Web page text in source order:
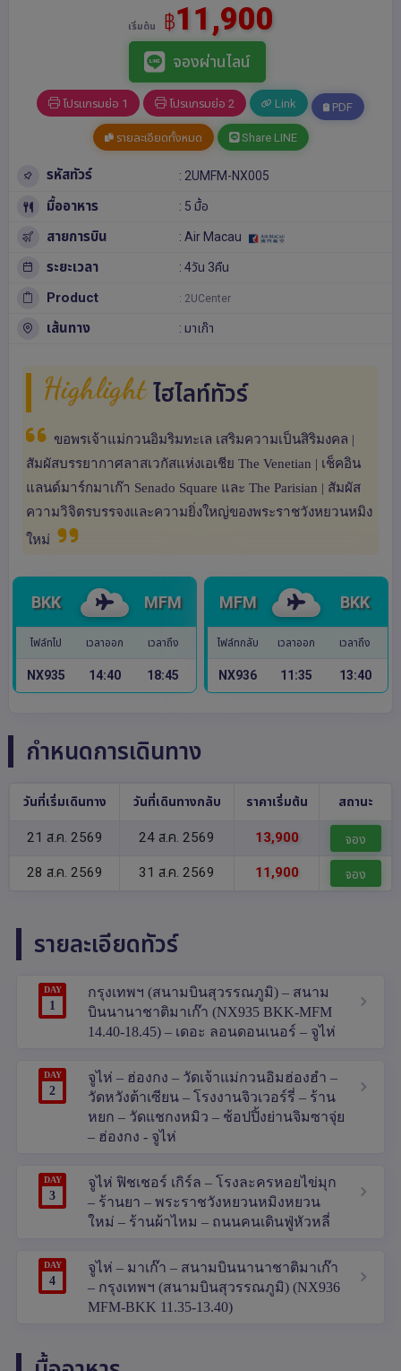
เริ่มต้น ฿11,900
จองผ่านไลน์
โปรแกรมย่อ 1 โปรแกรมย่อ 2 Link PDF
รายละเอียดทั้งหมด Share LINE
รหัสทัวร์ : 2UMFM-NX005
มื้ออาหาร : 5 มื้อ
สายการบิน : Air Macau
ระยะเวลา : 4วัน 3คืน
Product : 2UCenter
เส้นทาง : มาเก๊า
Highlight ไฮไลท์ทัวร์
ขอพรเจ้าแม่กวนอิมริมทะเล เสริมความเป็นสิริมงคล |
สัมผัสบรรยากาศลาสเวกัสแห่งเอเชีย The Venetian | เช็คอิน
แลนด์มาร์กมาเก๊า Senado Square และ The Parisian | สัมผัส
ความวิจิตรบรรจงและความยิ่งใหญ่ของพระราชวังหยวนหมิง
ใหม่
BKK MFM
ไฟล์ทไป เวลาออก เวลาถึง
NX935 14:40 18:45
MFM BKK
ไฟล์ทกลับ เวลาออก เวลาถึง
NX936 11:35 13:40
กำหนดการเดินทาง
วันที่เริ่มเดินทาง วันที่เดินทางกลับ ราคาเริ่มต้น สถานะ
21 ส.ค. 2569 24 ส.ค. 2569 13,900 จอง
28 ส.ค. 2569 31 ส.ค. 2569 11,900 จอง
รายละเอียดทัวร์
DAY
1
กรุงเทพฯ (สนามบินสุวรรณภูมิ) – สนาม
บินนานาชาติมาเก๊า (NX935 BKK-MFM
14.40-18.45) – เดอะ ลอนดอนเนอร์ – จูไห่
DAY
2
จูไห่ – ฮ่องกง – วัดเจ้าแม่กวนอิมฮ่องฮำ –
วัดหวังต้าเซียน – โรงงานจิวเวอร์รี่ – ร้าน
หยก – วัดแชกงหมิว – ช้อปปิ้งย่านจิมซาจุ่ย
– ฮ่องกง - จูไห่
DAY
3
จูไห่ ฟิชเชอร์ เกิร์ล – โรงละครหอยไข่มุก
– ร้านยา – พระราชวังหยวนหมิงหยวน
ใหม่ – ร้านผ้าไหม – ถนนคนเดินฟู่หัวหลี่
DAY
4
จูไห่ – มาเก๊า – สนามบินนานาชาติมาเก๊า
– กรุงเทพฯ (สนามบินสุวรรณภูมิ) (NX936
MFM-BKK 11.35-13.40)